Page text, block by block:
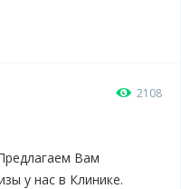
2108
Вам
у нас в Клинике.